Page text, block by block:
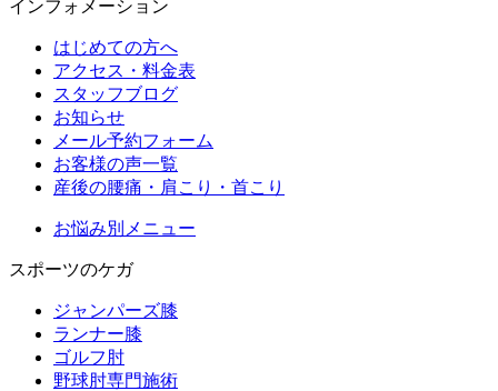
インフォメーション
はじめての方へ
アクセス・料金表
スタッフブログ
お知らせ
メール予約フォーム
お客様の声一覧
産後の腰痛・肩こり・首こり
お悩み別メニュー
スポーツのケガ
ジャンパーズ膝
ランナー膝
ゴルフ肘
野球肘専門施術